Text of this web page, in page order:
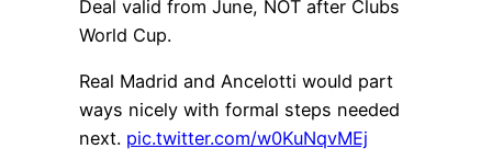
Deal valid from June, NOT after Clubs
World Cup.
Real Madrid and Ancelotti would part
ways nicely with formal steps needed
next. pic.twitter.com/w0KuNqvMEj